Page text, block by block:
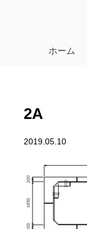
ホーム
2A
2019.05.10